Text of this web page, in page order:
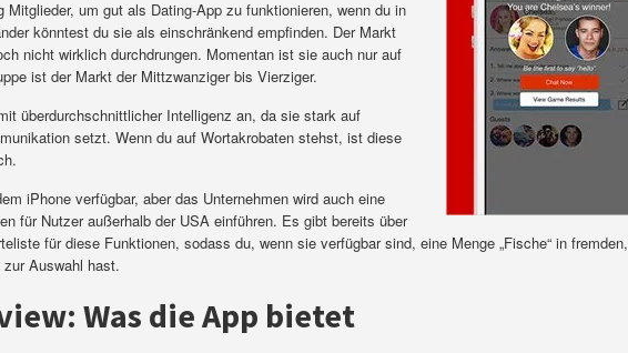
Mitglieder, um gut als Dating-App zu funktionieren, wenn du in
könntest du sie als einschränkend empfinden. Der Markt
nicht wirklich durchdrungen. Momentan ist sie auch nur auf
ist der Markt der Mittzwanziger bis Vierziger.
überdurchschnittlicher Intelligenz an, da sie stark auf
setzt. Wenn du auf Wortakrobaten stehst, ist diese
iPhone verfügbar, aber das Unternehmen wird auch eine
für Nutzer außerhalb der USA einführen. Es gibt bereits über
für diese Funktionen, sodass du, wenn sie verfügbar sind, eine Menge „Fische“ in fremden,
Auswahl hast.
Was die App bietet